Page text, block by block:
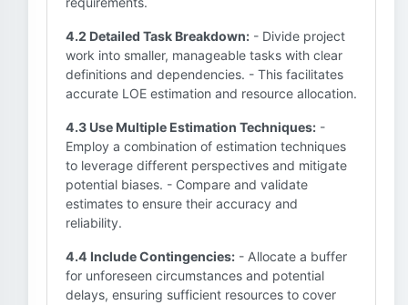
4.2 Detailed Task Breakdown: - Divide project
work into smaller, manageable tasks with clear
definitions and dependencies. - This facilitates
accurate LOE estimation and resource allocation.
4.3 Use Multiple Estimation Techniques: -
Employ a combination of estimation techniques
to leverage different perspectives and mitigate
potential biases. - Compare and validate
estimates to ensure their accuracy and
reliability.
4.4 Include Contingencies: - Allocate a buffer
for unforeseen circumstances and potential
delays, ensuring sufficient resources to cover